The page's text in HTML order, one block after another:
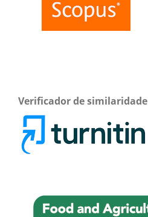
Verificador de similaridade